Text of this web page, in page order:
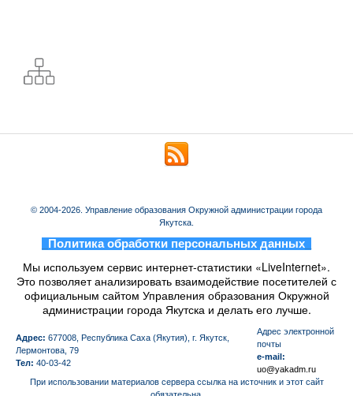
© 2004-2026. Управление образования Окружной администрации города
Якутска.
Политика обработки персональных данных
Мы используем сервис интернет-статистики «LiveInternet».
Это позволяет анализировать взаимодействие посетителей с
официальным сайтом Управления образования Окружной
администрации города Якутска и делать его лучше.
Адрес: 677008, Республика Саха (Якутия), г. Якутск,
Лермонтова, 79
Тел: 40-03-42
Aдрес электронной
почты
e-mail:
uo@yakadm.ru
При использовании материалов сервера ссылка на источник и этот сайт